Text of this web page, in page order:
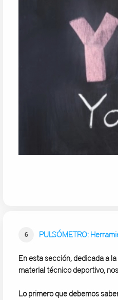
6 PULSÓMETRO:
En esta sección, dedicada a
material técnico deportivo,
Lo primero que debemos